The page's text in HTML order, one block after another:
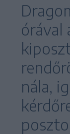
órával
nála,